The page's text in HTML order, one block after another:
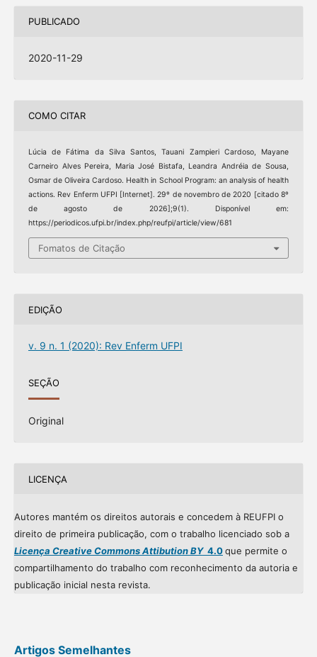
PUBLICADO
2020-11-29
COMO CITAR
Lúcia de Fátima da Silva Santos, Tauani Zampieri Cardoso, Mayane
Carneiro Alves Pereira, Maria José Bistafa, Leandra Andréia de Sousa,
Osmar de Oliveira Cardoso. Health in School Program: an analysis of health
actions. Rev Enferm UFPI [Internet]. 29º de novembro de 2020 [citado 8º
de agosto de 2026];9(1). Disponível em:
https://periodicos.ufpi.br/index.php/reufpi/article/view/681
Fomatos de Citação
EDIÇÃO
v. 9 n. 1 (2020): Rev Enferm UFPI
SEÇÃO
Original
LICENÇA
Autores mantém os direitos autorais e concedem à REUFPI o
direito de primeira publicação, com o trabalho licenciado sob a
Licença Creative Commons Attibution BY4.0que permite o
compartilhamento do trabalho com reconhecimento da autoria e
publicação inicial nesta revista.
Artigos Semelhantes